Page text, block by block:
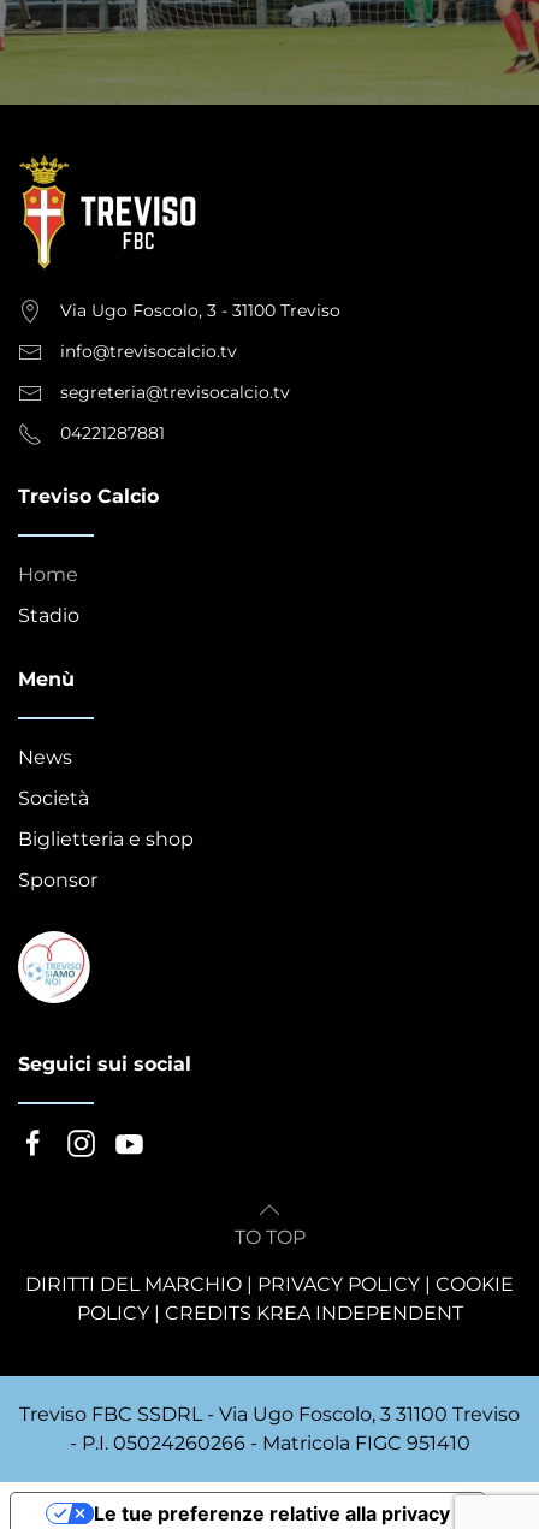
Via Ugo Foscolo, 3 - 31100 Treviso
info@trevisocalcio.tv
segreteria@trevisocalcio.tv
04221287881
Treviso Calcio
Home
Stadio
Menù
News
Società
Biglietteria e shop
Sponsor
Seguici sui social
TO TOP
DIRITTI DEL MARCHIO | PRIVACY POLICY | COOKIE
POLICY| CREDITS KREA INDEPENDENT
Treviso FBC SSDRL - Via Ugo Foscolo, 3 31100 Treviso
- P.I. 05024260266 - Matricola FIGC 951410
Le tue preferenze relative alla privacy